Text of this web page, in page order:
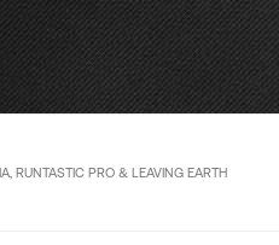
RUNTASTIC PRO & LEAVING EARTH